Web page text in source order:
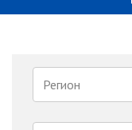
Регион